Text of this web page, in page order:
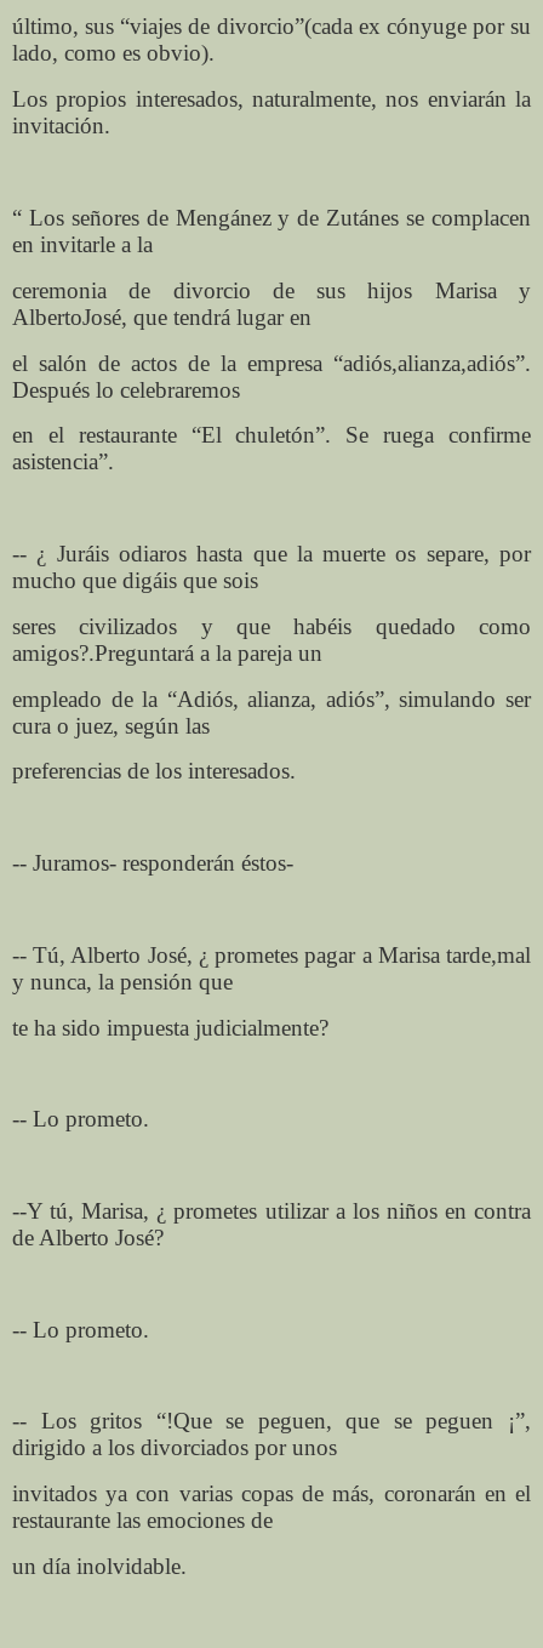
último, sus “viajes de divorcio”(cada ex cónyuge por su
lado, como es obvio).
Los propios interesados, naturalmente, nos enviarán la
invitación.
“ Los señores de Mengánez y de Zutánes se complacen
en invitarle a la
ceremonia de divorcio de sus hijos Marisa y
AlbertoJosé, que tendrá lugar en
el salón de actos de la empresa “adiós,alianza,adiós”.
Después lo celebraremos
en el restaurante “El chuletón”. Se ruega confirme
asistencia”.
-- ¿ Juráis odiaros hasta que la muerte os separe, por
mucho que digáis que sois
seres civilizados y que habéis quedado como
amigos?.Preguntará a la pareja un
empleado de la “Adiós, alianza, adiós”, simulando ser
cura o juez, según las
preferencias de los interesados.
-- Juramos- responderán éstos-
-- Tú, Alberto José, ¿ prometes pagar a Marisa tarde,mal
y nunca, la pensión que
te ha sido impuesta judicialmente?
-- Lo prometo.
--Y tú, Marisa, ¿ prometes utilizar a los niños en contra
de Alberto José?
-- Lo prometo.
-- Los gritos “!Que se peguen, que se peguen ¡”,
dirigido a los divorciados por unos
invitados ya con varias copas de más, coronarán en el
restaurante las emociones de
un día inolvidable.